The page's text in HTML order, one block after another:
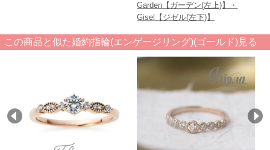
Garden【ガーデン(左上)】・
Gisel【ジゼル(左下)】
この商品と似た婚約指輪(エンゲージリング)(ゴールド)見る